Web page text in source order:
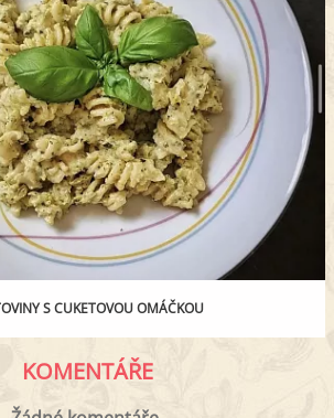
S CUKETOVOU OMÁČKOU
KOMENTÁŘE